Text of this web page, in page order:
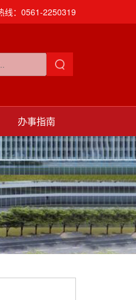
线：0561-2250319
办事指南